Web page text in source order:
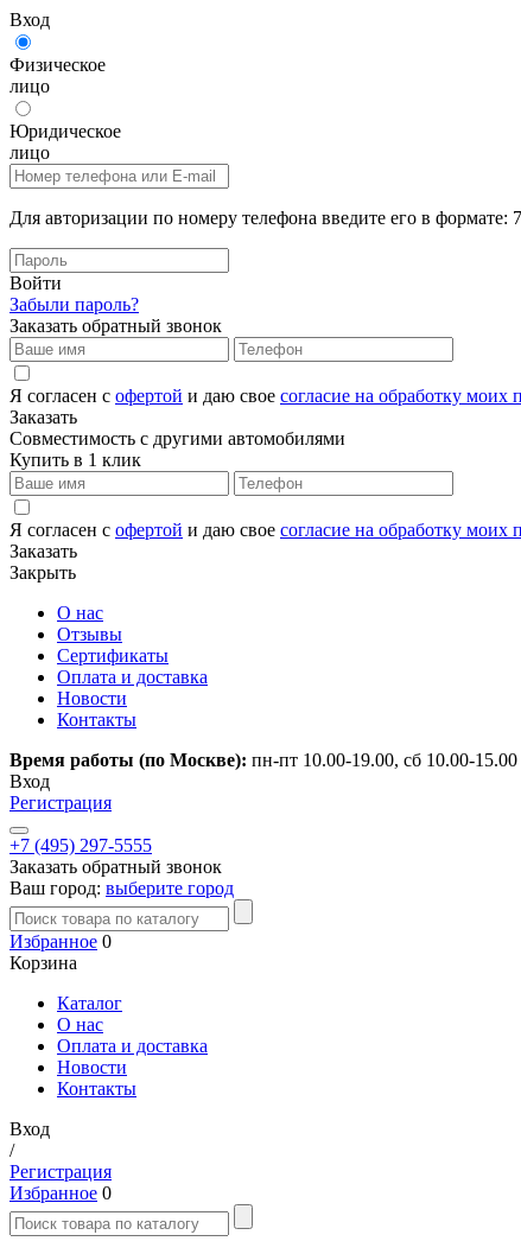
Вход
Физическое
лицо
Юридическое
лицо
Для авторизации по номеру телефона введите его в
Войти
Забыли пароль?
Заказать обратный звонок
Я согласен с офертой и даю свое согласие на обработку
Заказать
Совместимость с другими автомобилями
Купить в 1 клик
Я согласен с офертой и даю свое согласие на обработку
Заказать
Закрыть
О нас
Отзывы
Сертификаты
Оплата и доставка
Новости
Контакты
Время работы (по Москве): пн-пт 10.00-19.00, сб 10.00-15.00
Вход
Регистрация
+7 (495) 297-5555
Заказать обратный звонок
Ваш город: выберите город
Избранное 0
Корзина
Каталог
О нас
Оплата и доставка
Новости
Контакты
Вход
/
Регистрация
Избранное 0